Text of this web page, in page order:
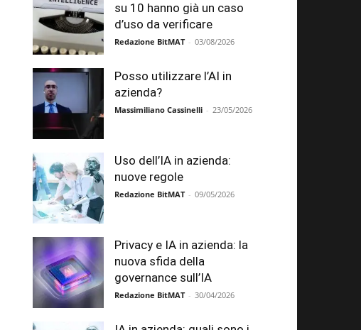
su 10 hanno già un caso
d’uso da verificare
Redazione BitMAT - 03/08/2026
Posso utilizzare l’AI in
azienda?
Massimiliano Cassinelli - 23/05/2026
Uso dell’IA in azienda:
nuove regole
Redazione BitMAT - 09/05/2026
Privacy e IA in azienda: la
nuova sfida della
governance sull’IA
Redazione BitMAT - 30/04/2026